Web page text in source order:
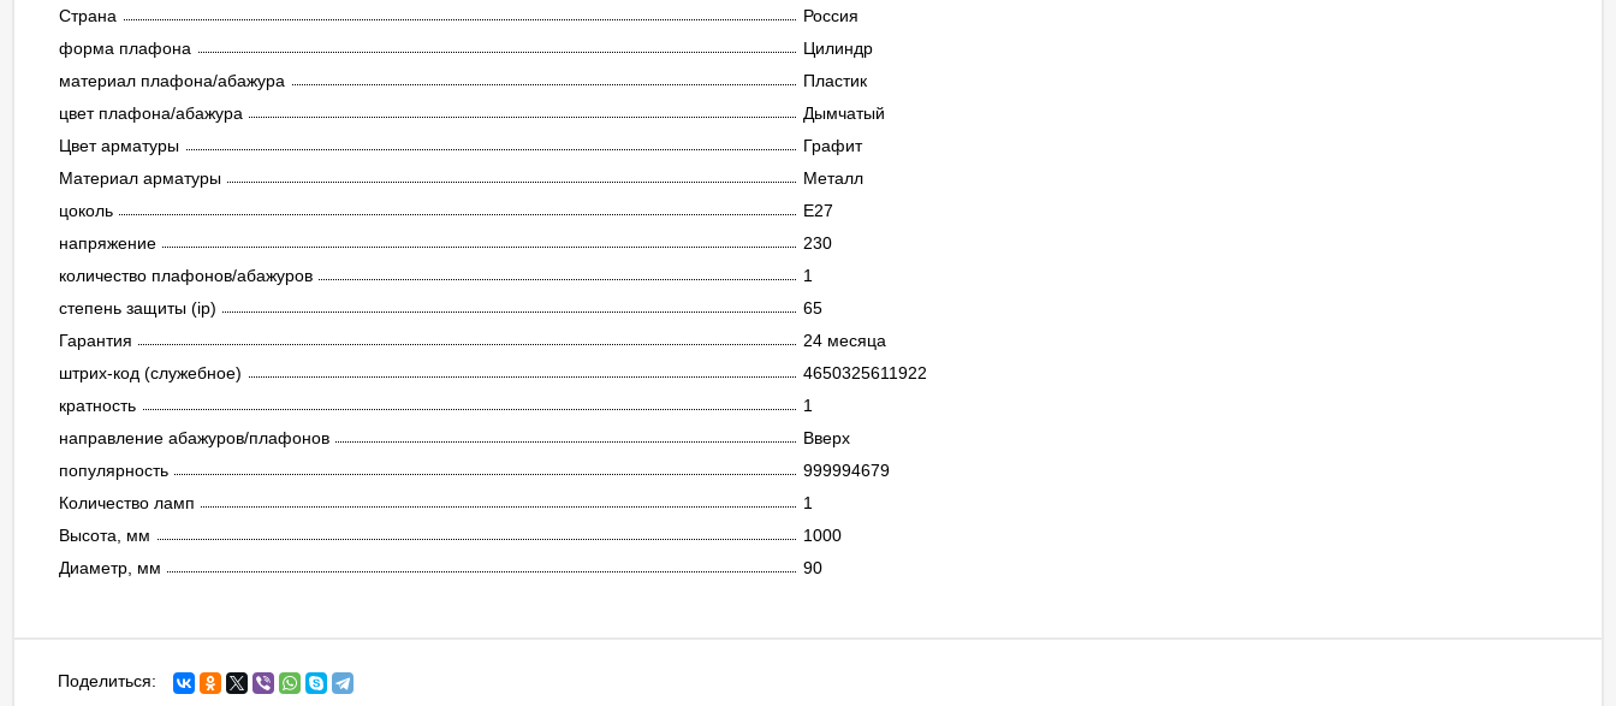
Страна
Россия
форма плафона
Цилиндр
материал плафона/абажура
Пластик
цвет плафона/абажура
Дымчатый
Цвет арматуры
Графит
Материал арматуры
Металл
цоколь
E27
напряжение
230
количество плафонов/абажуров
1
степень защиты (ip)
65
Гарантия
24 месяца
штрих-код (служебное)
4650325611922
кратность
1
направление абажуров/плафонов
Вверх
популярность
999994679
Количество ламп
1
Высота, мм
1000
Диаметр, мм
90
Поделиться: